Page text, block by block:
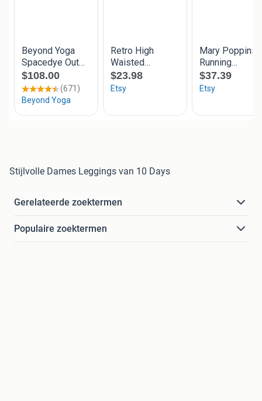
Stijlvolle Dames Leggings van 10 Days
Gerelateerde zoektermen
Populaire zoektermen